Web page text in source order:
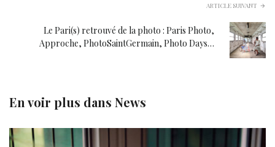
ARTICLE SUIVANT
Le Pari(s) retrouvé de la photo : Paris Photo,
Approche, PhotoSaintGermain, Photo Days…
En voir plus dans News